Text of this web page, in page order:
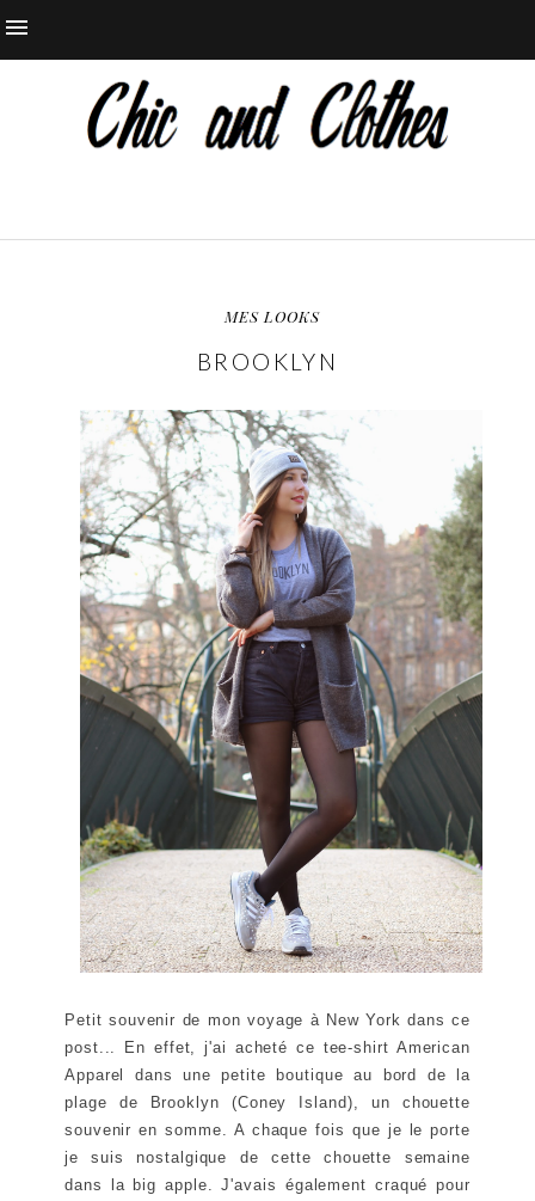
MES LOOKS
BROOKLYN
Petit souvenir de mon voyage à New York dans ce
post... En effet, j'ai acheté ce tee-shirt American
Apparel dans une petite boutique au bord de la
plage de Brooklyn (Coney Island), un chouette
souvenir en somme. A chaque fois que je le porte
je suis nostalgique de cette chouette semaine
dans la big apple. J'avais également craqué pour